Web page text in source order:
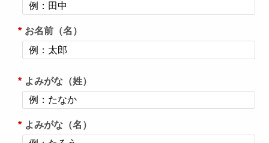
* お名前（名）
* よみがな（姓）
* よみがな（名）